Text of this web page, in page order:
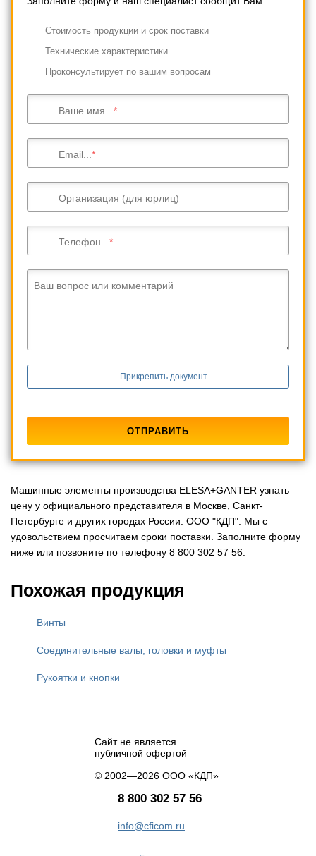
Cтоимость продукции и срок поставки
Технические характеристики
Проконсультирует по вашим вопросам
Ваше имя...
Email...
Организация (для юрлиц)
Телефон...
Ваш вопрос или комментарий
Прикрепить документ
Машинные элементы производства ELESA+GANTER узнать
цену у официального представителя в Москве, Санкт-
Петербурге и других городах России. ООО "КДП". Мы с
удовольствием просчитаем сроки поставки. Заполните форму
ниже или позвоните по телефону 8 800 302 57 56.
Похожая продукция
Винты
Соединительные валы, головки и муфты
Рукоятки и кнопки
Сайт не является
публичной офертой
© 2002—2026 ООО «КДП»
8 800 302 57 56
info@cficom.ru